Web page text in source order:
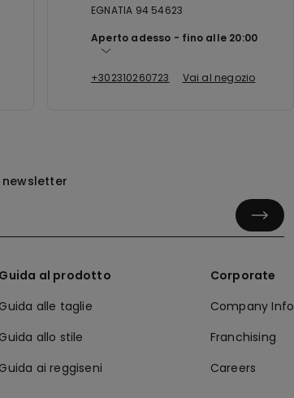
EGNATIA 94 54623
Aperto adesso
fino alle 20:00
+302310260723 Vai al negozio
newsletter
Guida al prodotto
Guida alle taglie
Guida allo stile
Guida ai reggiseni
Corporate
Company Info
Franchising
Careers